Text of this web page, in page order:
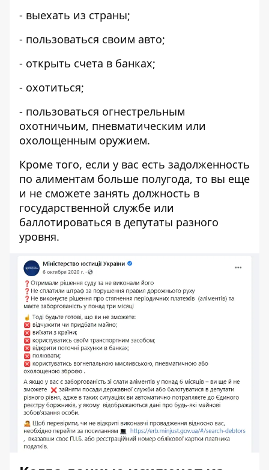
- выехать из страны;
- пользоваться своим авто;
- открыть счета в банках;
- охотиться;
- пользоваться огнестрельным
охотничьим, пневматическим или
охолощенным оружием.
Кроме того, если у вас есть задолженность
по алиментам больше полугода, то вы еще
и не сможете занять должность в
государственной службе или
баллотироваться в депутаты разного
уровня.